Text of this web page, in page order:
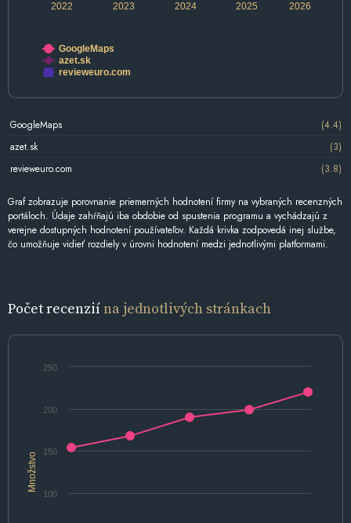
2022 2024 2026
2023 2025
GoogleMaps
azet.sk
revieweuro.com
GoogleMaps
(4.4)
azet.sk
(3)
revieweuro.com
(3.8)
Graf zobrazuje porovnanie priemerných hodnotení firmy na vybraných recenzných
portáloch. Údaje zahŕňajú iba obdobie od spustenia programu a vychádzajú z
verejne dostupných hodnotení používateľov. Každá krivka zodpovedá inej službe,
čo umožňuje vidieť rozdiely v úrovni hodnotení medzi jednotlivými platformami.
Počet recenziína jednotlivých stránkach
Množstvo
100
150
200
250